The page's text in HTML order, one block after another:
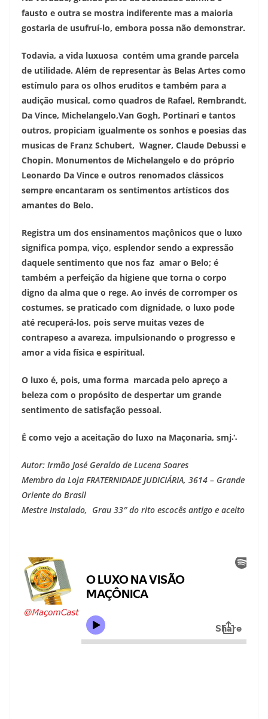
fausto e outra se mostra indiferente mas a maioria
gostaria de usufruí-lo, embora possa não demonstrar.
Todavia, a vida luxuosa contém uma grande parcela
de utilidade. Além de representar às Belas Artes como
estímulo para os olhos eruditos e também para a
audição musical, como quadros de Rafael, Rembrandt,
Da Vince, Michelangelo,Van Gogh, Portinari e tantos
outros, propiciam igualmente os sonhos e poesias das
musicas de Franz Schubert, Wagner, Claude Debussi e
Chopin. Monumentos de Michelangelo e do próprio
Leonardo Da Vince e outros renomados clássicos
sempre encantaram os sentimentos artísticos dos
amantes do Belo.
Registra um dos ensinamentos maçônicos que o luxo
significa pompa, viço, esplendor sendo a expressão
daquele sentimento que nos faz amar o Belo; é
também a perfeição da higiene que torna o corpo
digno da alma que o rege. Ao invés de corromper os
costumes, se praticado com dignidade, o luxo pode
até recuperá-los, pois serve muitas vezes de
contrapeso a avareza, impulsionando o progresso e
amor a vida física e espiritual.
O luxo é, pois, uma forma marcada pelo apreço a
beleza com o propósito de despertar um grande
sentimento de satisfação pessoal.
É como vejo a aceitação do luxo na Maçonaria, smj∴
Autor: Irmão José Geraldo de Lucena Soares
Membro da Loja FRATERNIDADE JUDICIÁRIA, 3614 – Grande
Oriente do Brasil
Mestre Instalado, Grau 33″ do rito escocês antigo e aceito